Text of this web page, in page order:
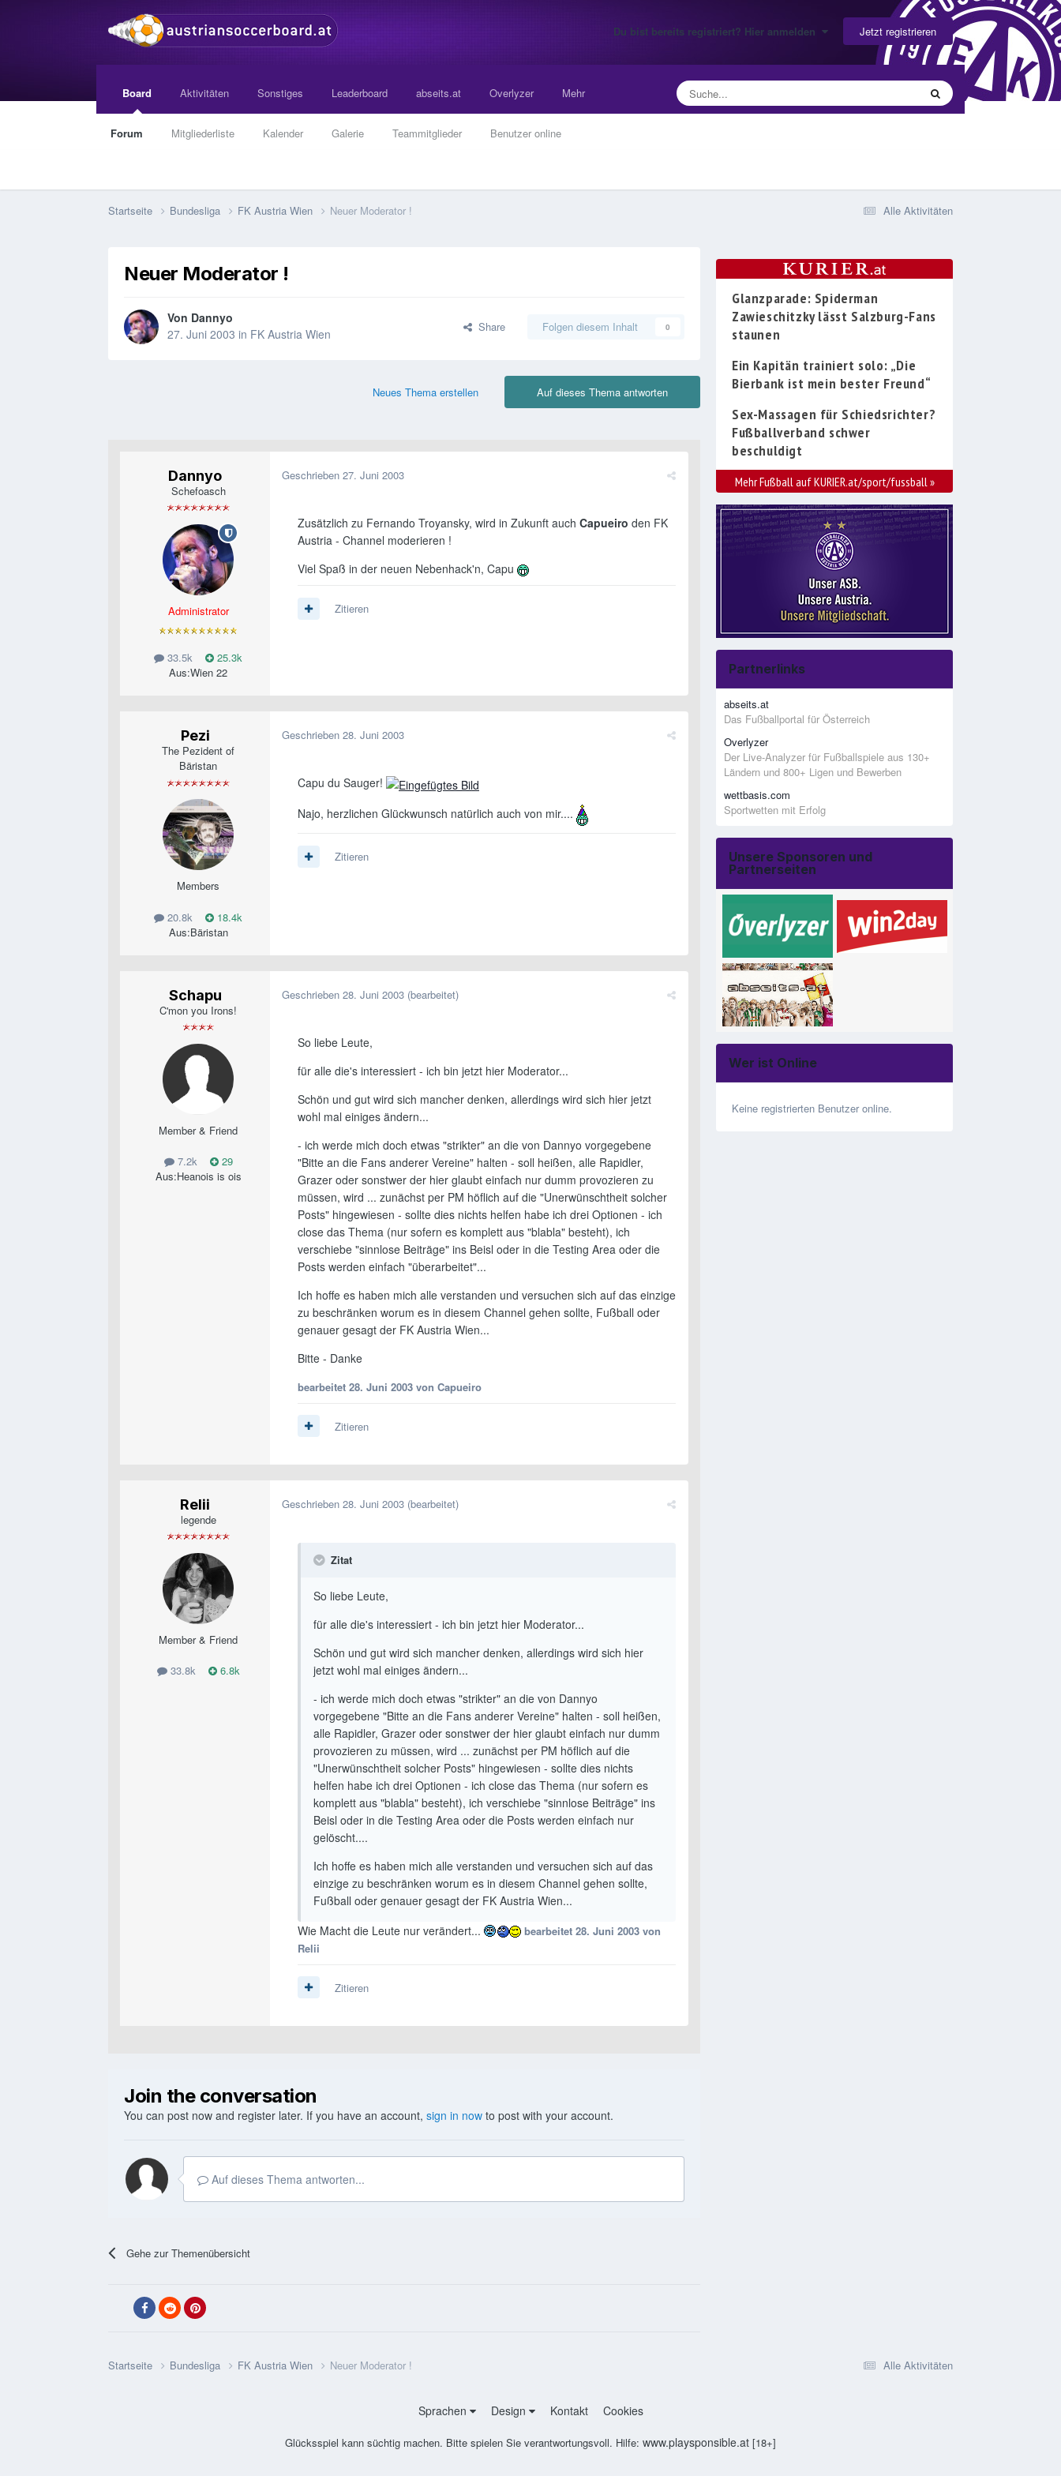
Du bist bereits registriert? Hier anmelden Jetzt registrieren
Board
Forum Mitgliederliste Kalender Galerie Teammitglieder Benutzer online
Aktivitäten Sonstiges Leaderboard abseits.at Overlyzer Mehr
Alle Aktivitäten
Startseite Bundesliga FK Austria Wien Neuer Moderator !
Neuer Moderator !
Von Dannyo
27. Juni 2003 in FK Austria Wien Share Folgen diesem Inhalt 0
Auf dieses Thema antworten
Neues Thema erstellen
Dannyo
Schefoasch
Administrator
33.5k
25.3k
Aus:Wien 22
Geschrieben 27. Juni 2003
Zusätzlich zu Fernando Troyansky, wird in Zukunft auch Capueiro den FK
Austria - Channel moderieren !
Viel Spaß in der neuen Nebenhack'n, Capu
Zitieren
Pezi
The Pezident of
Bäristan
Members
20.8k
18.4k
Aus:Bäristan
Geschrieben 28. Juni 2003
Capu du Sauger!
Najo, herzlichen Glückwunsch natürlich auch von mir....
Zitieren
Schapu
C'mon you Irons!
Member & Friend
7.2k
29
Aus:Heanois is ois
Geschrieben 28. Juni 2003 (bearbeitet)
So liebe Leute,
für alle die's interessiert - ich bin jetzt hier Moderator...
Schön und gut wird sich mancher denken, allerdings wird sich hier jetzt
wohl mal einiges ändern...
- ich werde mich doch etwas "strikter" an die von Dannyo vorgegebene
"Bitte an die Fans anderer Vereine" halten - soll heißen, alle Rapidler,
Grazer oder sonstwer der hier glaubt einfach nur dumm provozieren zu
müssen, wird ... zunächst per PM höflich auf die "Unerwünschtheit solcher
Posts" hingewiesen - sollte dies nichts helfen habe ich drei Optionen - ich
close das Thema (nur sofern es komplett aus "blabla" besteht), ich
verschiebe "sinnlose Beiträge" ins Beisl oder in die Testing Area oder die
Posts werden einfach "überarbeitet"...
Ich hoffe es haben mich alle verstanden und versuchen sich auf das einzige
zu beschränken worum es in diesem Channel gehen sollte, Fußball oder
genauer gesagt der FK Austria Wien...
Bitte - Danke
bearbeitet 28. Juni 2003 von Capueiro
Zitieren
Relii
legende
Member & Friend
33.8k 6.8k
Geschrieben 28. Juni 2003 (bearbeitet)
Zitat
So liebe Leute,
für alle die's interessiert - ich bin jetzt hier Moderator...
Schön und gut wird sich mancher denken, allerdings wird sich hier
jetzt wohl mal einiges ändern...
- ich werde mich doch etwas "strikter" an die von Dannyo
vorgegebene "Bitte an die Fans anderer Vereine" halten - soll heißen,
alle Rapidler, Grazer oder sonstwer der hier glaubt einfach nur dumm
provozieren zu müssen, wird ... zunächst per PM höflich auf die
"Unerwünschtheit solcher Posts" hingewiesen - sollte dies nichts
helfen habe ich drei Optionen - ich close das Thema (nur sofern es
komplett aus "blabla" besteht), ich verschiebe "sinnlose Beiträge" ins
Beisl oder in die Testing Area oder die Posts werden einfach nur
gelöscht....
Ich hoffe es haben mich alle verstanden und versuchen sich auf das
einzige zu beschränken worum es in diesem Channel gehen sollte,
Fußball oder genauer gesagt der FK Austria Wien...
Wie Macht die Leute nur verändert...
bearbeitet 28. Juni 2003 von
Relii
Zitieren
Join the conversation
You can post now and register later. If you have an account, sign in now to post with your account.
Auf dieses Thema antworten...
Gehe zur Themenübersicht
Glanzparade: Spiderman
Zawieschitzky lässt Salzburg-Fans
staunen
Ein Kapitän trainiert solo: „Die
Bierbank ist mein bester Freund“
Sex-Massagen für Schiedsrichter?
Fußballverband schwer
beschuldigt
Mehr Fußball auf KURIER.at/sport/fussball »
Partnerlinks
abseits.at
Das Fußballportal für Österreich
Overlyzer
Der Live-Analyzer für Fußballspiele aus 130+
Ländern und 800+ Ligen und Bewerben
wettbasis.com
Sportwetten mit Erfolg
Unsere Sponsoren und
Partnerseiten
Wer ist Online
Keine registrierten Benutzer online.
Alle Aktivitäten
Startseite Bundesliga FK Austria Wien Neuer Moderator !
Sprachen Design Kontakt Cookies
Glücksspiel kann süchtig machen. Bitte spielen Sie verantwortungsvoll. Hilfe: www.playsponsible.at [18+]